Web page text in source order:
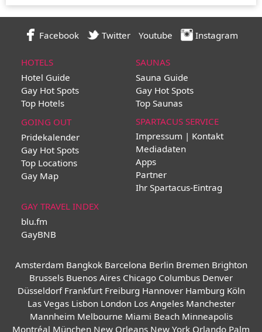
Facebook Twitter Youtube Instagram
HOTELS
Hotel Guide
Gay Hot Spots
Top Hotels
SAUNAS
Sauna Guide
Gay Hot Spots
Top Saunas
GOING OUT
Pridekalender
Gay Hot Spots
Top Locations
Gay Map
SPARTACUS SERVICE
Impressum | Kontakt
Mediadaten
Apps
Partner
Ihr Spartacus-Eintrag
GAY TRAVEL INDEX
blu.fm
GayBNB
Amsterdam Bangkok Barcelona Berlin Bremen Brighton
Brussels Buenos Aires Chicago Columbus Denver
Düsseldorf Frankfurt Freiburg Hannover Hamburg Köln
Las Vegas Lisbon London Los Angeles Manchester
Mannheim Melbourne Miami Beach Minneapolis
Montréal München New Orleans New York Orlando Palm